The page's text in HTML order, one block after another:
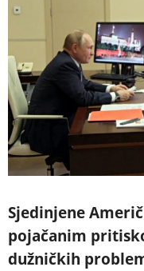
Sjedinjene
pojačanim
dužničkih